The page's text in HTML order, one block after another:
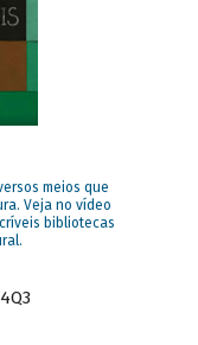
meios que
Veja no vídeo
bibliotecas